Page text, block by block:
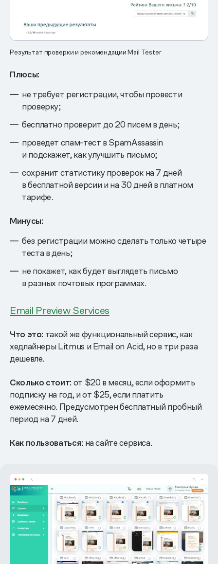
Результат проверки и рекомендации Mail Tester
Плюсы:
не требует регистрации, чтобы провести
проверку;
бесплатно проверит до 20 писем в день;
проведет спам-тест в SpamAssassin
и подскажет, как улучшить письмо;
сохранит статистику проверок на 7 дней
в бесплатной версии и на 30 дней в платном
тарифе.
Минусы:
без регистрации можно сделать только четыре
теста в день;
не покажет, как будет выглядеть письмо
в разных почтовых программах.
Email Preview Services
Что это: такой же функциональный сервис, как
хедлайнеры Litmus и Email on Acid, но в три раза
дешевле.
Сколько стоит: от $20 в месяц, если оформить
подписку на год, и от $25, если платить
ежемесячно. Предусмотрен бесплатный пробный
период на 7 дней.
Как пользоваться: на сайте сервиса.